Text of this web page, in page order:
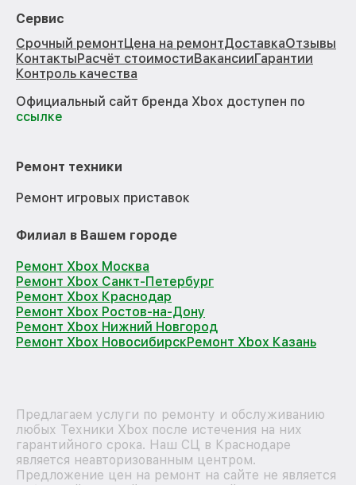
Сервис
Срочный ремонтЦена на ремонтДоставкаОтзывы
КонтактыРасчёт стоимостиВакансииГарантии
Контроль качества
Официальный сайт бренда Xbox доступен по
ссылке
Ремонт техники
Ремонт игровых приставок
Филиал в Вашем городе
Ремонт Xbox Москва
Ремонт Xbox Санкт-Петербург
Ремонт Xbox Краснодар
Ремонт Xbox Ростов-на-Дону
Ремонт Xbox Нижний Новгород
Ремонт Xbox НовосибирскРемонт Xbox Казань
Предлагаем услуги по ремонту и обслуживанию
любых Техники Xbox после истечения на них
гарантийного срока. Наш СЦ в Краснодаре
является неавторизованным центром.
Предложение цен на ремонт на сайте не является